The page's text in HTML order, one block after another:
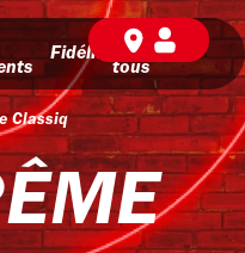
Fidélité
BD pour
tous
Classiq